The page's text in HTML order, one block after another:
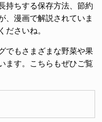
持ちする保存方法、節約
、漫画で解説されていま
ださいね。
でもさまざまな野菜や果
ます。こちらもぜひご覧